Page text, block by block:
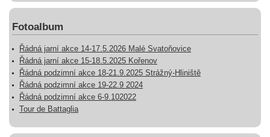
Fotoalbum
Řádná jarní akce 14-17.5.2026 Malé Svatoňovice
Řádná jarní akce 15-18.5.2025 Kořenov
Řádná podzimní akce 18-21.9.2025 Strážný-Hliniště
Řádná podzimní akce 19-22.9 2024
Řádná podzimní akce 6-9.102022
Tour de Battaglia